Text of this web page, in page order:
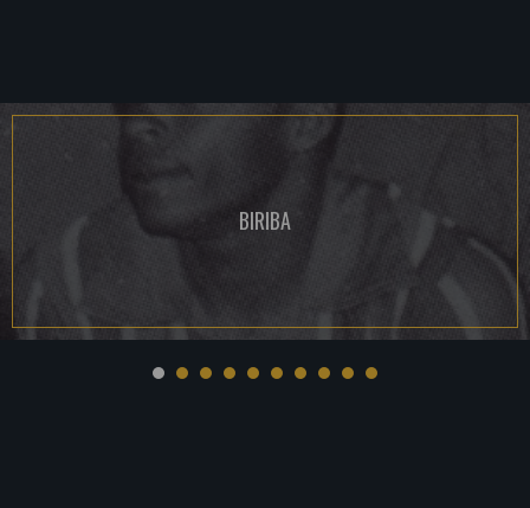
BIRIBA